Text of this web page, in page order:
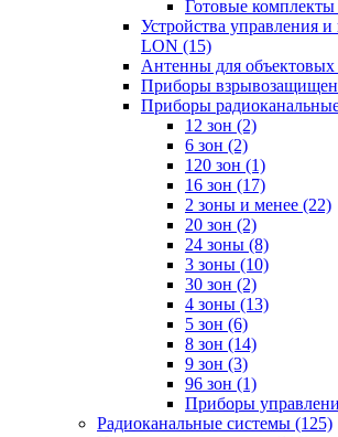
Готовые комплекты
Устройства управления
LON (15)
Антенны для объектовых
Приборы
Приборы
12 зон (2)
6 зон (2)
120 зон (1)
16 зон (17)
2 зоны и менее (22)
20 зон (2)
24 зоны (8)
3 зоны (10)
30 зон (2)
4 зоны (13)
5 зон (6)
8 зон (14)
9 зон (3)
96 зон (1)
Приборы
Радиоканальные системы (125)